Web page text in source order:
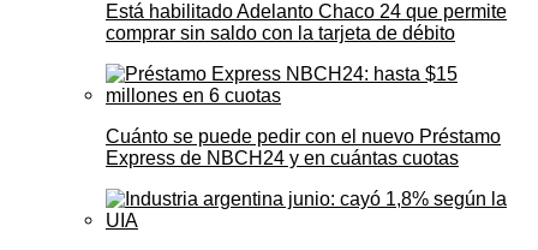
Está habilitado Adelanto Chaco 24 que permite
comprar sin saldo con la tarjeta de débito
Cuánto se puede pedir con el nuevo Préstamo
Express de NBCH24 y en cuántas cuotas